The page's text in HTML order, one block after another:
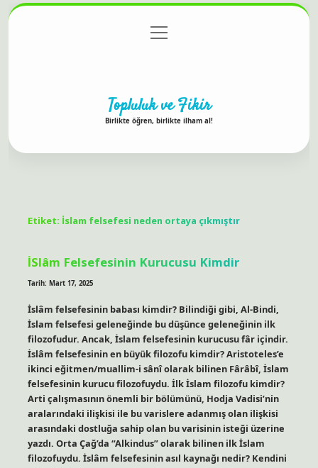
Gizlilik Politikası
menüyü
aç
Topluluk ve Fikir
Birlikte öğren, birlikte ilham al!
Etiket: İslam felsefesi neden ortaya çıkmıştır
İSlâm Felsefesinin Kurucusu Kimdir
Tarih: Mart 17, 2025
İslâm felsefesinin babası kimdir? Bilindiği gibi, Al-Bindi,
İslam felsefesi geleneğinde bu düşünce geleneğinin ilk
filozofudur. Ancak, İslam felsefesinin kurucusu fâr içindir.
İslâm felsefesinin en büyük filozofu kimdir? Aristoteles’e
ikinci eğitmen/muallim-i sânî olarak bilinen Fârâbî, İslam
felsefesinin kurucu filozofuydu. İlk İslam filozofu kimdir?
Arti çalışmasının önemli bir bölümünü, Hodja Vadisi’nin
aralarındaki ilişkisi ile bu varislere adanmış olan ilişkisi
arasındaki dostluğa sahip olan bu varisinin isteği üzerine
yazdı. Orta Çağ’da “Alkindus” olarak bilinen ilk İslam
filozofuydu. İslâm felsefesinin asıl kaynağı nedir? Kendini